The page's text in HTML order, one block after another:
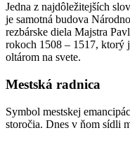
Jedna z najdôležitejších
je samotná budova
rezbárske diela Majstra
rokoch 1508 – 1517, ktorý
oltárom na svete.
Mestská radnica
Symbol mestskej
storočia. Dnes v ňom sídli